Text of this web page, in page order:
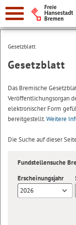
Suche:
Gesetzblatt
Gesetzblatt
Das Bremische
Veröffentlichungsorgan
elektronischer Form
bereitgestellt.Weitere
Die Suche auf dieser
Fundstellensuche
Erscheinungsjahr
2026